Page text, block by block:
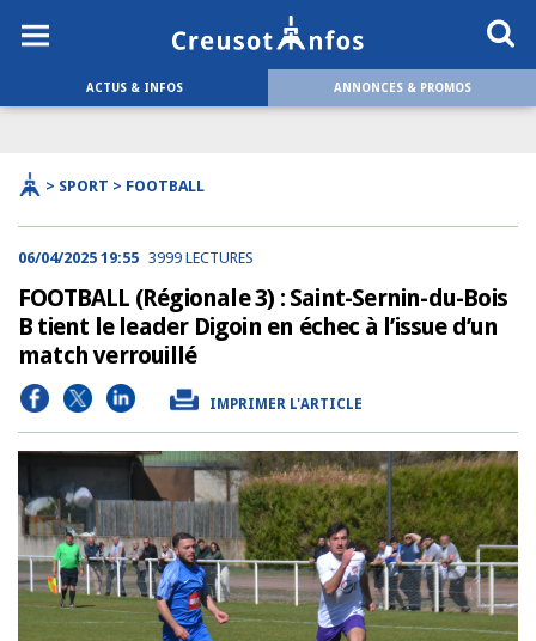
ACTUS & INFOS ANNONCES & PROMOS
> SPORT > FOOTBALL
06/04/2025 19:55 3999 LECTURES
FOOTBALL (Régionale 3) : Saint-Sernin-du-Bois
B tient le leader Digoin en échec à l’issue d’un
match verrouillé
IMPRIMER L'ARTICLE